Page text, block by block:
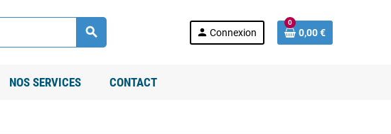
search person Connexion
0
0,00 €
NOS SERVICES CONTACT